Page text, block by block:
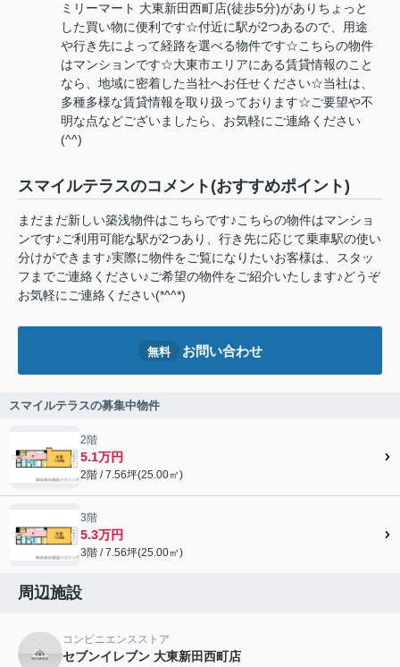
ミリーマート 大東新田西町店(徒歩5分)がありちょっと
した買い物に便利です☆付近に駅が2つあるので、用途
や行き先によって経路を選べる物件です☆こちらの物件
はマンションです☆大東市エリアにある賃貸情報のこと
なら、地域に密着した当社へお任せください☆当社は、
多種多様な賃貸情報を取り扱っております☆ご要望や不
明な点などございましたら、お気軽にご連絡ください
(^^)
スマイルテラスのコメント(おすすめポイント)
まだまだ新しい築浅物件はこちらです♪こちらの物件はマンショ
ンです♪ご利用可能な駅が2つあり、行き先に応じて乗車駅の使い
分けができます♪実際に物件をご覧になりたいお客様は、スタッ
フまでご連絡ください♪ご希望の物件をご紹介いたします♪どうぞ
お気軽にご連絡ください(*^^*)
無料 お問い合わせ
スマイルテラスの募集中物件
2階
5.1万円
2階 / 7.56坪(25.00㎡)
3階
5.3万円
3階 / 7.56坪(25.00㎡)
周辺施設
コンビニエンスストア
セブンイレブン 大東新田西町店